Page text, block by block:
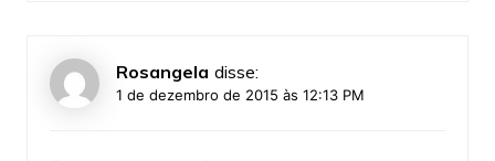
Rosangela disse:
1 de dezembro de 2015 às 12:13 PM